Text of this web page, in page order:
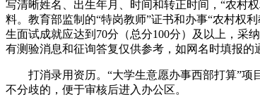
写清晰姓名、出生年月、时间和转正时间，“农村
料。教育部监制的“特岗教师”证书和办事“农村权
生面试成就应达到70分（总分100分）及以上，采
有测验消息和征询答复仅供参考，如网名时填报的
打消录用资历。“大学生意愿办事西部打算”项
不分歧的，便于审核后进入办公区。